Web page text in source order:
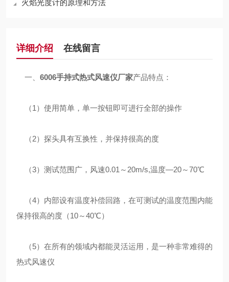
火焰光度计的原理和方法
详细介绍 在线留言
一、 6006手持式热式风速仪厂家产品特点：
（1）使用简单，单一按钮即可进行全部的操作
（2）探头具有互换性，并保持很高的度
（3）测试范围广，风速0.01～20m/s,温度—20～70℃
（4）内部设有温度补偿回路，在可测试的温度范围内能
保持很高的度（10～40℃）
（5）在所有的领域内都能灵活运用，是一种非常难得的
热式风速仪